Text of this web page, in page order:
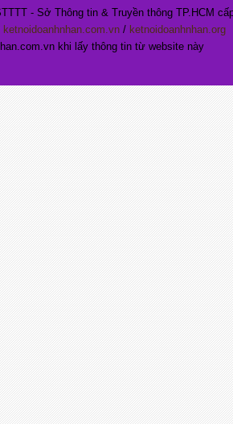
- Sở Thông tin & Truyền thông TP.HCM
ketnoidoanhnhan.com.vn / ketnoidoanhnhan.org
khi lấy thông tin từ website này